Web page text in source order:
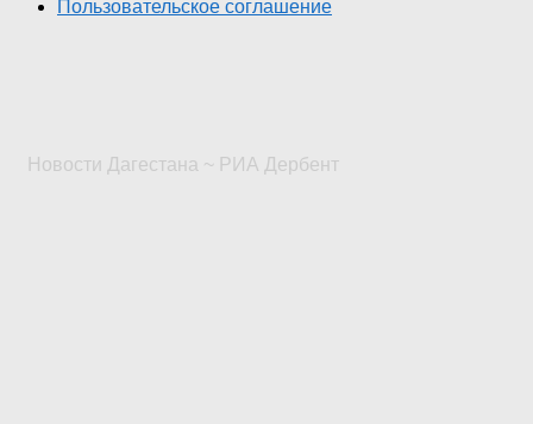
Пользовательское соглашение
Новости Дагестана ~ РИА Дербент